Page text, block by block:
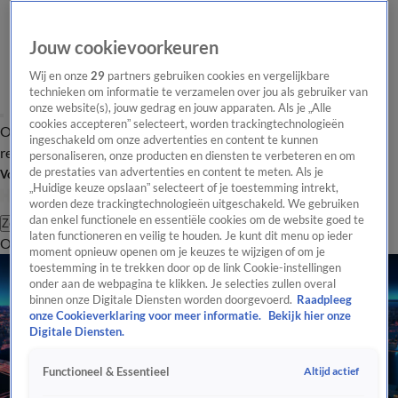
Overzicht Laatste nieuws Regionieuws Het beste van Hart
Tip de
redactie
Volg Hart van Nederland
Zoeken
OverzichtRegioUitzendingenWeerTip de redactiePanelVideo's
Jouw cookievoorkeuren
Wij en onze29 partners gebruiken cookies en vergelijkbare
technieken om informatie te verzamelen over jou als gebruiker van
onze website(s), jouw gedrag en jouw apparaten. Als je „Alle
cookies accepteren” selecteert, worden trackingtechnologieën
ingeschakeld om onze advertenties en content te kunnen
personaliseren, onze producten en diensten te verbeteren en om
de prestaties van advertenties en content te meten. Als je
„Huidige keuze opslaan” selecteert of je toestemming intrekt,
worden deze trackingtechnologieën uitgeschakeld. We gebruiken
dan enkel functionele en essentiële cookies om de website goed te
laten functioneren en veilig te houden. Je kunt dit menu op ieder
moment opnieuw openen om je keuzes te wijzigen of om je
toestemming in te trekken door op de link Cookie-instellingen
onder aan de webpagina te klikken. Je selecties zullen overal
binnen onze Digitale Diensten worden doorgevoerd. Raadpleeg
onze Cookieverklaring voor meer informatie.
Bekijk hier onze
Digitale Diensten.
Functioneel & Essentieel Altijd actief